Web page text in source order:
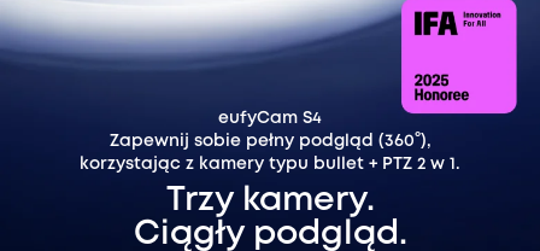
eufyCam S4
Zapewnij sobie pełny podgląd (360°),
korzystając z kamery typu bullet + PTZ 2 w 1.
Trzy kamery.
Ciągły podgląd.